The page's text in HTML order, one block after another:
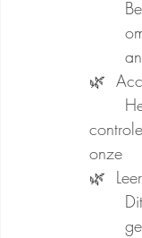
🌿
controle 	ligt, kunnen we beginnen met het verminderen van de angst die aan de basis ligt van
🌿